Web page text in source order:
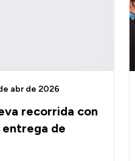
recorrida con
de
abr de 2026